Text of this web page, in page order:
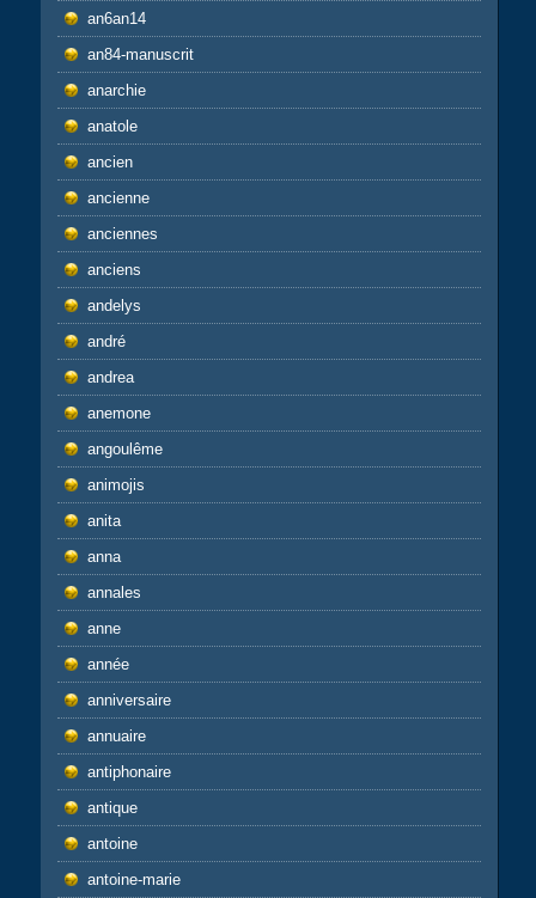
an6an14
an84-manuscrit
anarchie
anatole
ancien
ancienne
anciennes
anciens
andelys
andré
andrea
anemone
angoulême
animojis
anita
anna
annales
anne
année
anniversaire
annuaire
antiphonaire
antique
antoine
antoine-marie